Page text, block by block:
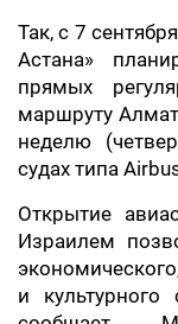
Так, с 7
Астана»
прямых
маршруту
неделю
судах типа
Открытие
Израилем
и культурного